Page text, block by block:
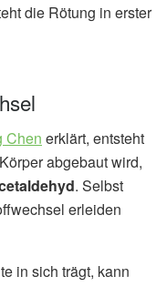
die Rötung in erster
Chen erklärt, entsteht
abgebaut wird,
. Selbst
erleiden
in sich trägt, kann